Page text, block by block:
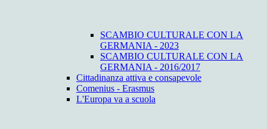
SCAMBIO CULTURALE CON LA
GERMANIA - 2023
SCAMBIO CULTURALE CON LA
GERMANIA - 2016/2017
Cittadinanza attiva e consapevole
Comenius - Erasmus
L'Europa va a scuola